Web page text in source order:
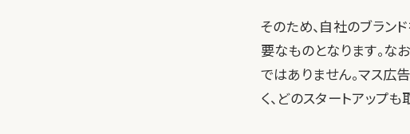
そのため、自社のブラン
要なものとなります。な
ではありません。マス広
く、どのスタートアップ